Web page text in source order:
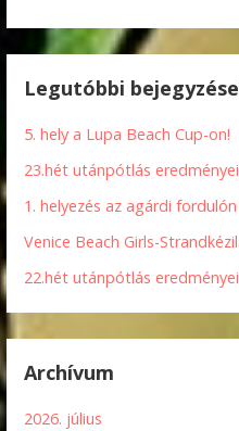
Legutóbbi
5. hely a Lupa Beach Cup-on!
23.hét utánpótlás eredményei
1. helyezés az agárdi fordulón
Venice Beach Girls-
22.hét utánpótlás eredményei
Archívum
2026. július